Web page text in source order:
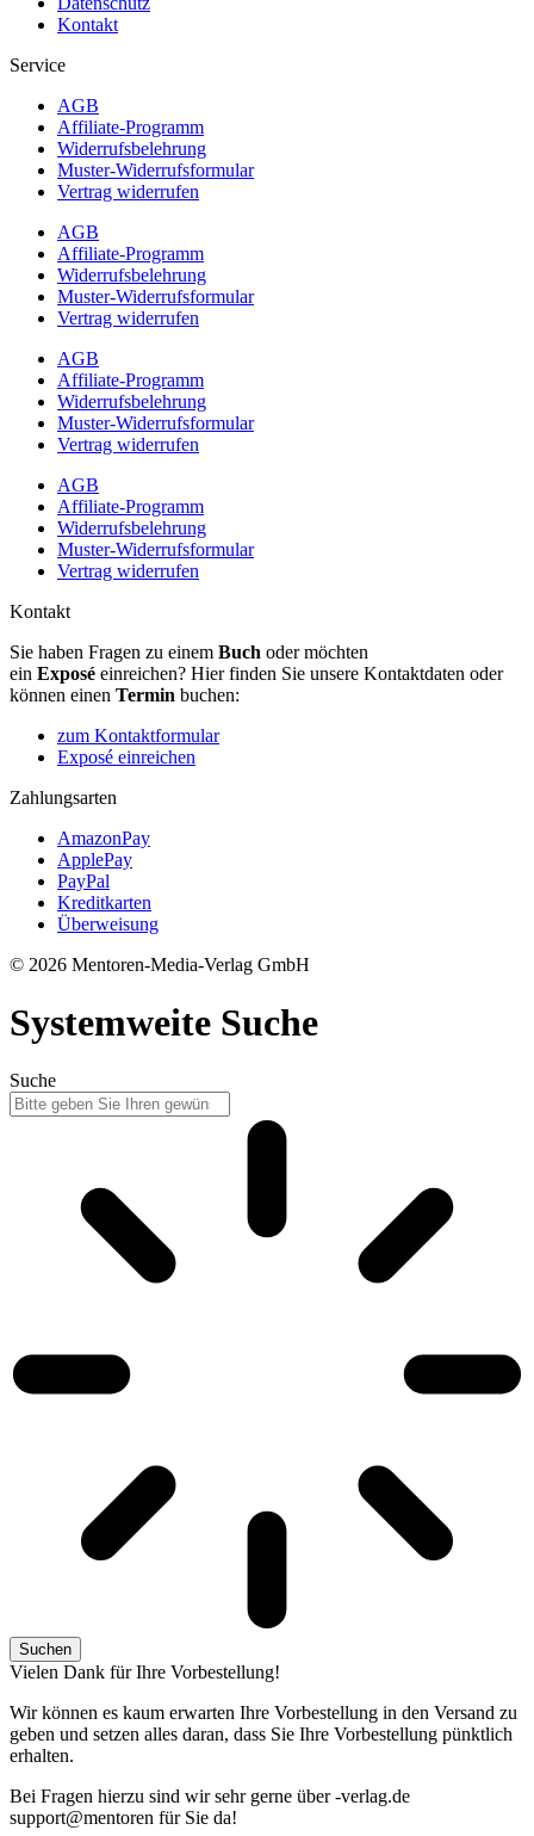
Kontakt
Service
AGB
Affiliate-Programm
Widerrufsbelehrung
Muster-Widerrufsformular
Vertrag widerrufen
AGB
Affiliate-Programm
Widerrufsbelehrung
Muster-Widerrufsformular
Vertrag widerrufen
AGB
Affiliate-Programm
Widerrufsbelehrung
Muster-Widerrufsformular
Vertrag widerrufen
AGB
Affiliate-Programm
Widerrufsbelehrung
Muster-Widerrufsformular
Vertrag widerrufen
Kontakt
Sie haben Fragen zu einem Buch oder möchten
ein Exposé einreichen? Hier finden Sie unsere Kontaktdaten oder
können einen Termin buchen:
zum Kontaktformular
Exposé einreichen
Zahlungsarten
AmazonPay
ApplePay
PayPal
Kreditkarten
Überweisung
© 2026 Mentoren-Media-Verlag GmbH
Systemweite Suche
Suche
Suchen
Vielen Dank für Ihre Vorbestellung!
Wir können es kaum erwarten Ihre Vorbestellung in den Versand zu
geben und setzen alles daran, dass Sie Ihre Vorbestellung pünktlich
erhalten.
Bei Fragen hierzu sind wir sehr gerne übered.galrev-
nerotnem
@troppus für Sie da!